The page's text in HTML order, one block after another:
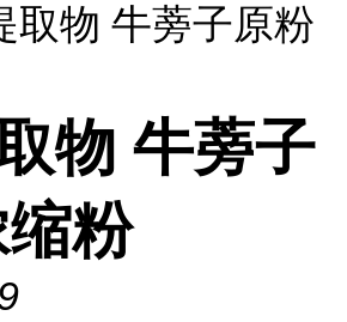
取物 牛蒡子原粉
物 牛蒡子
粉